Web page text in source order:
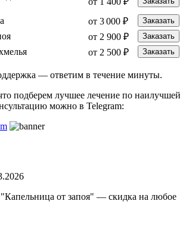
от 3 000 ₽ Заказать
от 2 900 ₽ Заказать
от 2 500 ₽ Заказать
— ответим в течение минуты.
подберем лучшее лечение по наилучшей
можно в Telegram:
"Капельница от запоя" — скидка на любое